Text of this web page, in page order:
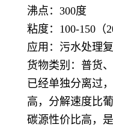
沸点：300度
粘度：100-150（
应用：污水处理
货物类别：普货
已经单独分离过
高，分解速度比
碳源性价比高，